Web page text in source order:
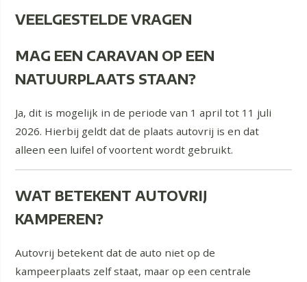
VEELGESTELDE VRAGEN
MAG EEN CARAVAN OP EEN
NATUURPLAATS STAAN?
Ja, dit is mogelijk in de periode van 1 april tot 11 juli
2026. Hierbij geldt dat de plaats autovrij is en dat
alleen een luifel of voortent wordt gebruikt.
WAT BETEKENT AUTOVRIJ
KAMPEREN?
Autovrij betekent dat de auto niet op de
kampeerplaats zelf staat, maar op een centrale